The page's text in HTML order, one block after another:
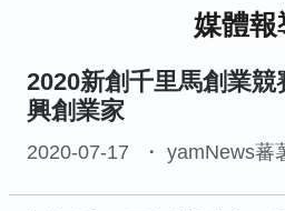
媒體報
2020新創千里馬創業
興創業家
2020-07-17 yamNews蕃